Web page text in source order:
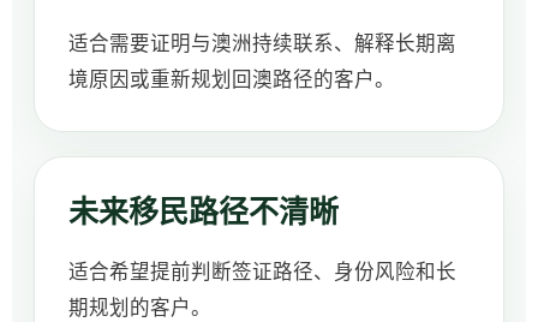
适合需要证明与澳洲持续联系、解释长期离
境原因或重新规划回澳路径的客户。
未来移民路径不清晰
适合希望提前判断签证路径、身份风险和长
期规划的客户。